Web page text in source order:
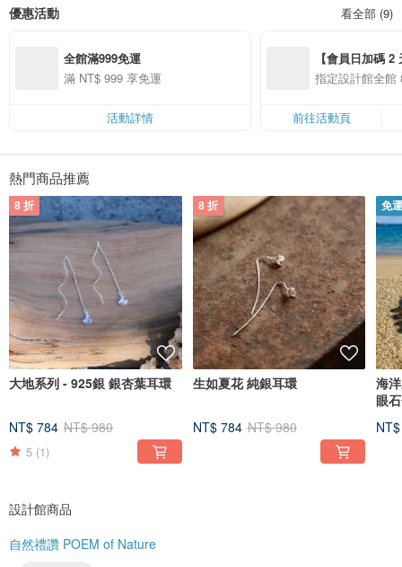
優惠活動 看全部 (9)
全館滿999免運
滿 NT$ 999 享免運
活動詳情
【會員日加碼 2
8/10 精選設計
指定設計館全館
前往活動頁
熱門商品推薦
8 折
大地系列 - 925銀 銀杏葉耳環
NT$ 784 NT$ 980
5 (1)
8 折
生如夏花 純銀耳環
NT$ 784 NT$ 980
免
海
眼
設計館商品
自然禮讚 POEM of Nature